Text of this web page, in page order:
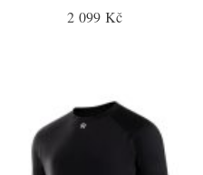
2 099 Kč